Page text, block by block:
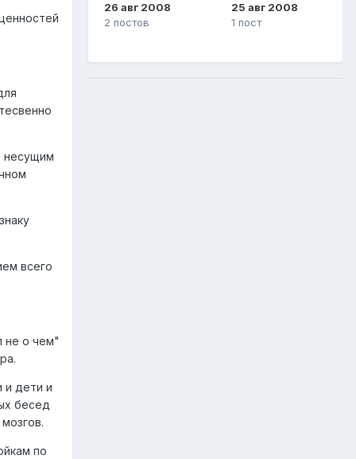
несущим
всего
не о чем"
и дети и
бесед
по
26 авг 2008
2 постов
25 авг 2008
1 пост